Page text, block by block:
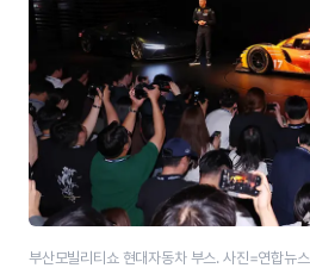
부산모빌리티쇼 현대자동차 부스. 사진=연합뉴스